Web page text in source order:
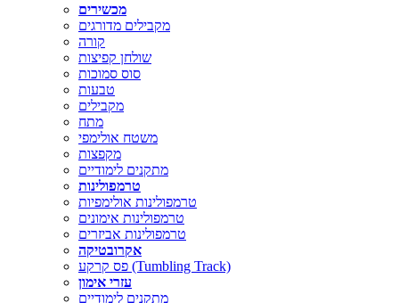
מכשירים
מקבילים מדורגים
קורה
שולחן קפיצות
סוס סמוכות
טבעות
מקבילים
מתח
משטח אולימפי
מקפצות
מתקנים לימודיים
טרמפולינות
טרמפולינות אולימפיות
טרמפולינות אימונים
טרמפולינות אביזרים
אקרובטיקה
פס קרקע (Tumbling Track)
עזרי אימון
מתקנים לימודיים